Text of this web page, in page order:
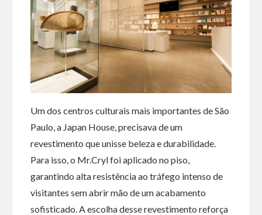
Um dos centros culturais mais importantes de São
Paulo, a Japan House, precisava de um
revestimento que unisse beleza e durabilidade.
Para isso, o Mr.Cryl foi aplicado no piso,
garantindo alta resistência ao tráfego intenso de
visitantes sem abrir mão de um acabamento
sofisticado. A escolha desse revestimento reforça